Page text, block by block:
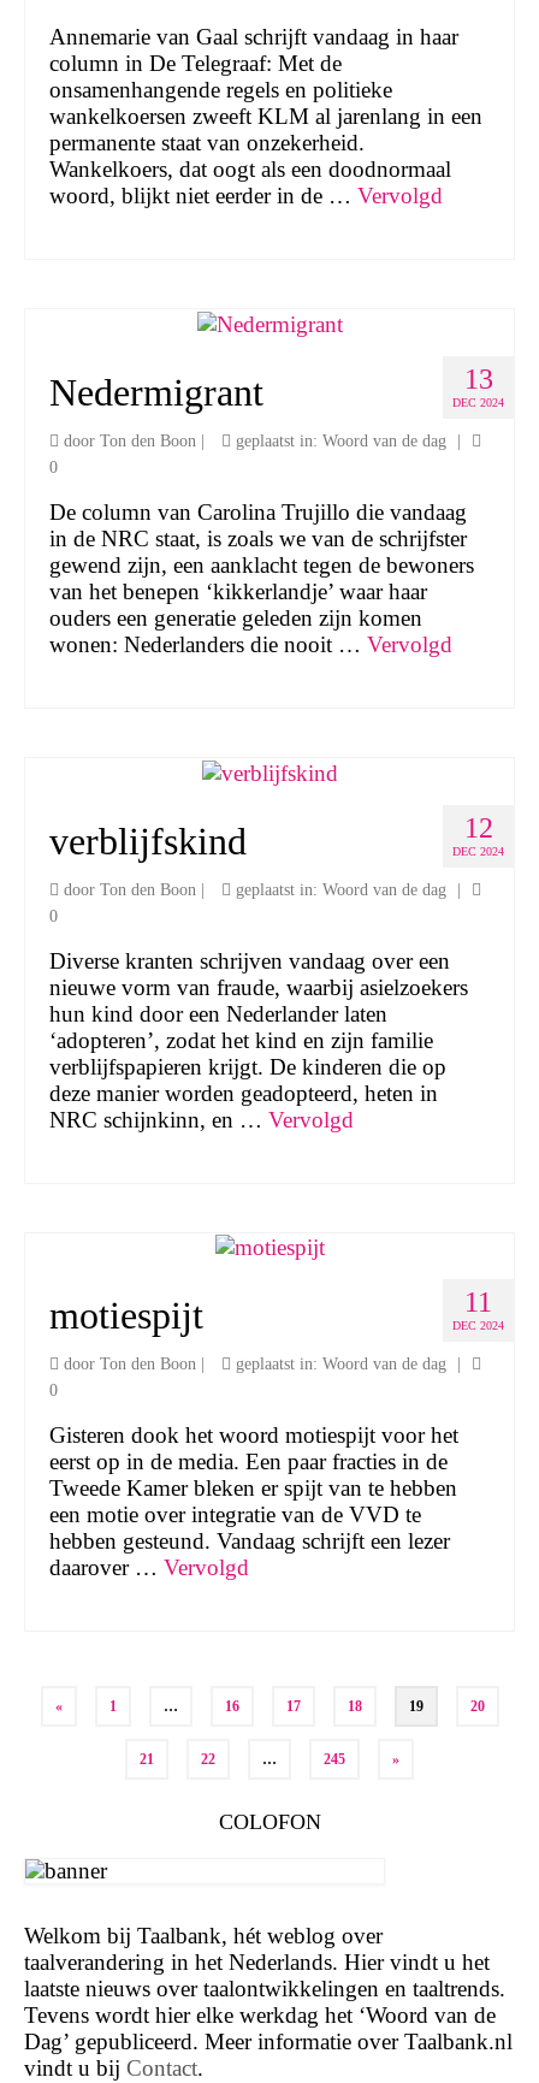
Annemarie van Gaal schrijft vandaag in haar
column in De Telegraaf: Met de
onsamenhangende regels en politieke
wankelkoersen zweeft KLM al jarenlang in een
permanente staat van onzekerheid.
Wankelkoers, dat oogt als een doodnormaal
woord, blijkt niet eerder in de … Vervolgd
13
DEC 2024
Nedermigrant
door Ton den Boon geplaatst in: Woord van de dag
0
De column van Carolina Trujillo die vandaag
in de NRC staat, is zoals we van de schrijfster
gewend zijn, een aanklacht tegen de bewoners
van het benepen ‘kikkerlandje’ waar haar
ouders een generatie geleden zijn komen
wonen: Nederlanders die nooit … Vervolgd
12
DEC 2024
verblijfskind
door Ton den Boon geplaatst in: Woord van de dag
0
Diverse kranten schrijven vandaag over een
nieuwe vorm van fraude, waarbij asielzoekers
hun kind door een Nederlander laten
‘adopteren’, zodat het kind en zijn familie
verblijfspapieren krijgt. De kinderen die op
deze manier worden geadopteerd, heten in
NRC schijnkinn, en … Vervolgd
11
DEC 2024
motiespijt
door Ton den Boon geplaatst in: Woord van de dag
0
Gisteren dook het woord motiespijt voor het
eerst op in de media. Een paar fracties in de
Tweede Kamer bleken er spijt van te hebben
een motie over integratie van de VVD te
hebben gesteund. Vandaag schrijft een lezer
daarover … Vervolgd
Berichten
paginering
« 1 … 16 17 18 19 20
21 22 … 245 »
COLOFON
Welkom bij Taalbank, hét weblog over
taalverandering in het Nederlands. Hier vindt u het
laatste nieuws over taalontwikkelingen en taaltrends.
Tevens wordt hier elke werkdag het ‘Woord van de
Dag’ gepubliceerd. Meer informatie over Taalbank.nl
vindt u bij Contact.